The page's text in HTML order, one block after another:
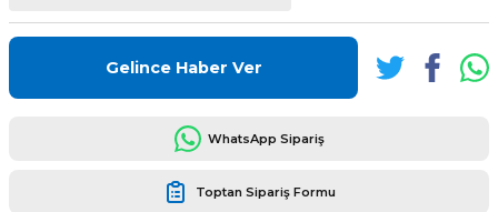
Gelince Haber Ver
WhatsApp Sipariş
Toptan Sipariş Formu